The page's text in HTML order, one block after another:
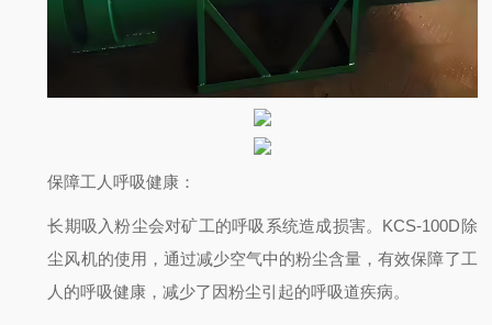
保障工人呼吸健康 ：
长期吸入粉尘会对矿工的呼吸系统造成损害。KCS-100D除
尘风机的使用，通过减少空气中的粉尘含量，有效保障了工
人的呼吸健康，减少了因粉尘引起的呼吸道疾病。